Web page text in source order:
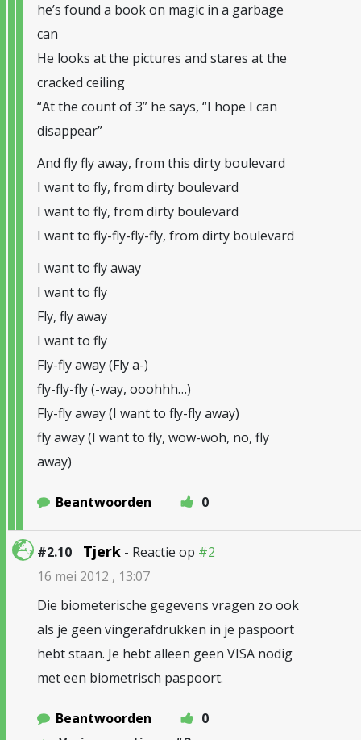
he’s found a book on magic in a garbage
can
He looks at the pictures and stares at the
cracked ceiling
“At the count of 3” he says, “I hope I can
disappear”
And fly fly away, from this dirty boulevard
I want to fly, from dirty boulevard
I want to fly, from dirty boulevard
I want to fly-fly-fly-fly, from dirty boulevard
I want to fly away
I want to fly
Fly, fly away
I want to fly
Fly-fly away (Fly a-)
fly-fly-fly (-way, ooohhh…)
Fly-fly away (I want to fly-fly away)
fly away (I want to fly, wow-woh, no, fly
away)
Beantwoorden 0
#2.10 Tjerk - Reactie op #2
16 mei 2012 , 13:07
Die biometerische gegevens vragen zo ook
als je geen vingerafdrukken in je paspoort
hebt staan. Je hebt alleen geen VISA nodig
met een biometrisch paspoort.
Beantwoorden
0